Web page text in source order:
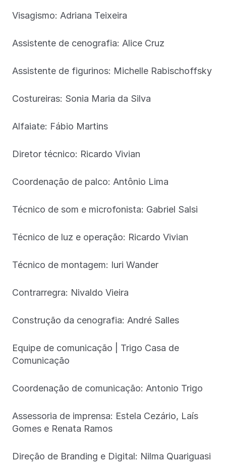
Visagismo: Adriana Teixeira
Assistente de cenografia: Alice Cruz
Assistente de figurinos: Michelle Rabischoffsky
Costureiras: Sonia Maria da Silva
Alfaiate: Fábio Martins
Diretor técnico: Ricardo Vivian
Coordenação de palco: Antônio Lima
Técnico de som e microfonista: Gabriel Salsi
Técnico de luz e operação: Ricardo Vivian
Técnico de montagem: Iuri Wander
Contrarregra: Nivaldo Vieira
Construção da cenografia: André Salles
Equipe de comunicação | Trigo Casa de
Comunicação
Coordenação de comunicação: Antonio Trigo
Assessoria de imprensa: Estela Cezário, Laís
Gomes e Renata Ramos
Direção de Branding e Digital: Nilma Quariguasi